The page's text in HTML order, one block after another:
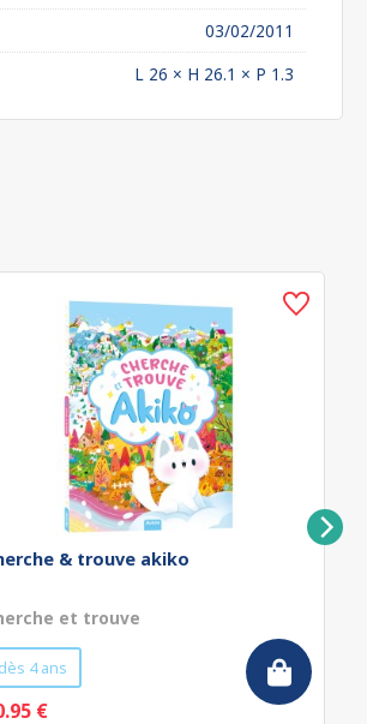
03/02/2011
L 26 × H 26.1 × P 1.3
& trouve akiko
et trouve
dès 4 ans
€